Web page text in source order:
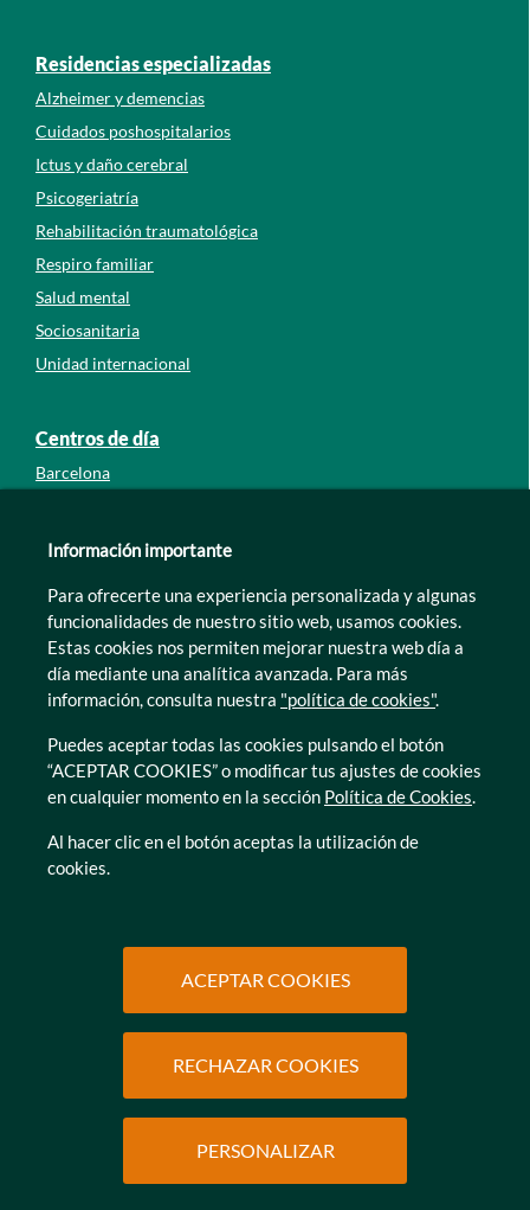
Residencias especializadas
Alzheimer y demencias
Cuidados poshospitalarios
Ictus y daño cerebral
Psicogeriatría
Rehabilitación traumatológica
Respiro familiar
Salud mental
Sociosanitaria
Unidad internacional
Centros de día
Barcelona
León
Murcia
Tarragona
Zamora
© Caser Residencial 2026
SOLICITAR
INFORMACIÓN
Información importante
Para ofrecerte una experiencia personalizada y algunas
funcionalidades de nuestro sitio web, usamos cookies.
Estas cookies nos permiten mejorar nuestra web día a
día mediante una analítica avanzada. Para más
información, consulta nuestra "política de cookies".
Puedes aceptar todas las cookies pulsando el botón
“ACEPTAR COOKIES” o modificar tus ajustes de cookies
en cualquier momento en la sección Política de Cookies.
Al hacer clic en el botón aceptas la utilización de
cookies.
ACEPTAR COOKIES
RECHAZAR COOKIES
PERSONALIZAR